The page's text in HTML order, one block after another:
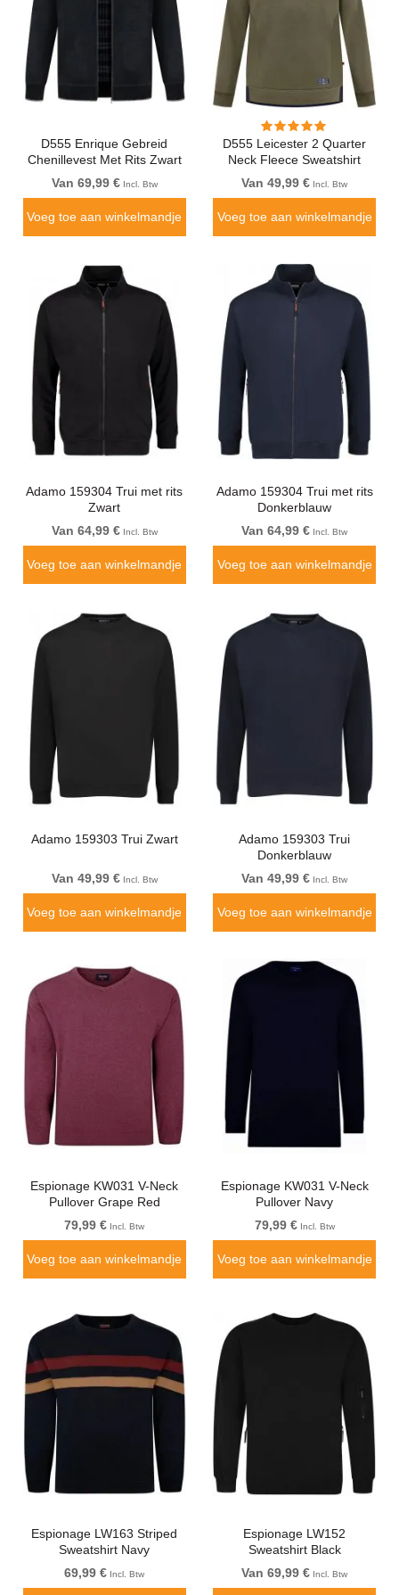
D555 Enrique Gebreid
Chenillevest Met Rits Zwart
Van 69,99 €Incl. Btw
Voeg toe aan winkelmandje
D555 Leicester 2 Quarter
Neck Fleece Sweatshirt
Khaki
Van 49,99 € Incl. Btw
Voeg toe aan winkelmandje
Adamo 159304 Trui met rits
Zwart
Van 64,99 €Incl. Btw
Voeg toe aan winkelmandje
Adamo 159304 Trui met rits
Donkerblauw
Van 64,99 € Incl. Btw
Voeg toe aan winkelmandje
Adamo 159303 Trui Zwart
Van 49,99 €Incl. Btw
Voeg toe aan winkelmandje
Adamo 159303 Trui
Donkerblauw
Van 49,99 € Incl. Btw
Voeg toe aan winkelmandje
Espionage KW031 V-Neck
Pullover Grape Red
79,99 € Incl. Btw
Voeg toe aan winkelmandje
Espionage KW031 V-Neck
Pullover Navy
79,99 €Incl. Btw
Voeg toe aan winkelmandje
Espionage LW163 Striped
Sweatshirt Navy
69,99 € Incl. Btw
Espionage LW152
Sweatshirt Black
Van 69,99 € Incl. Btw